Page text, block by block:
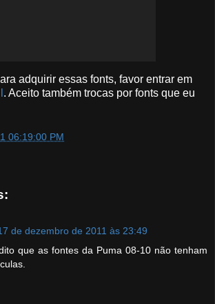
adquirir essas fonts, favor entrar em
. Aceito também trocas por fonts que eu
06:19:00 PM
de dezembro de 2011 às 23:49
que as fontes da Puma 08-10 não tenham